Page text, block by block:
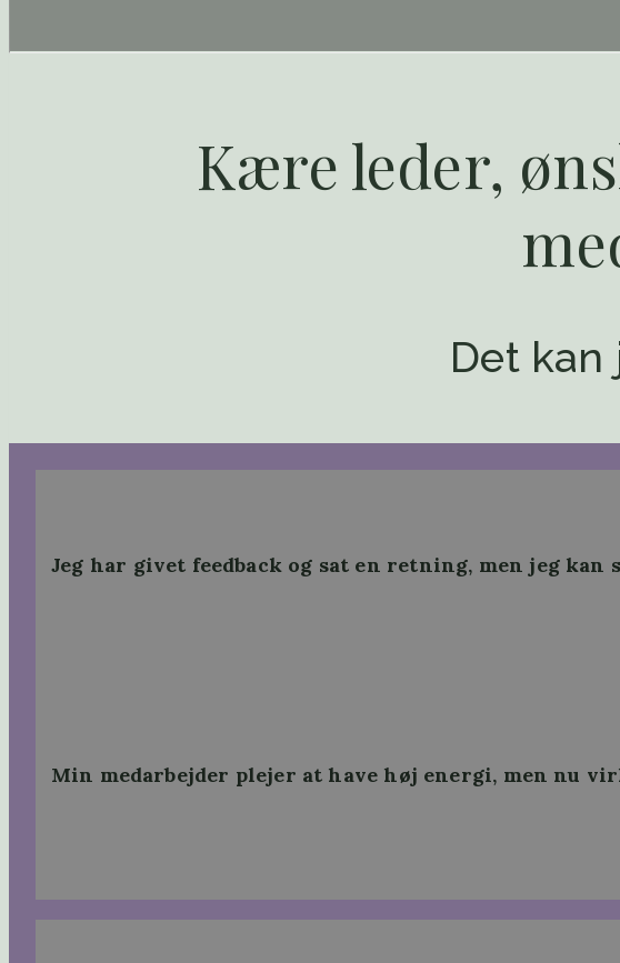
Kære leder,
Det
Jeg har givet feedback og sat en retning, men jeg
Min medarbejder plejer at have høj energi, men nu